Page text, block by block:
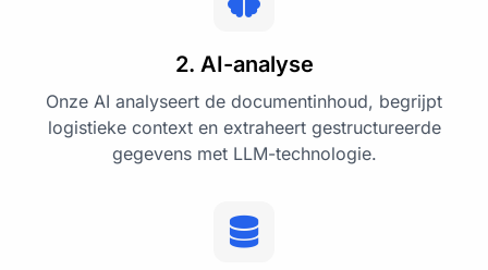
2. AI-analyse
Onze AI analyseert de documentinhoud, begrijpt
logistieke context en extraheert gestructureerde
gegevens met LLM-technologie.